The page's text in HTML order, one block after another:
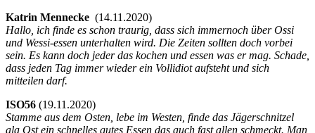
Katrin Mennecke (14.11.2020)
Hallo, ich finde es schon traurig, dass sich immernoch über Ossi
und Wessi-essen unterhalten wird. Die Zeiten sollten doch vorbei
sein. Es kann doch jeder das kochen und essen was er mag. Schade,
dass jeden Tag immer wieder ein Vollidiot aufsteht und sich
mitteilen darf.
ISO56 (19.11.2020)
Stamme aus dem Osten, lebe im Westen, finde das Jägerschnitzel
ala Ost ein schnelles gutes Essen das auch fast allen schmeckt. Man